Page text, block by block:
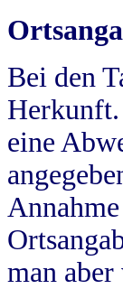
Bei den
Herkunft.
eine
man